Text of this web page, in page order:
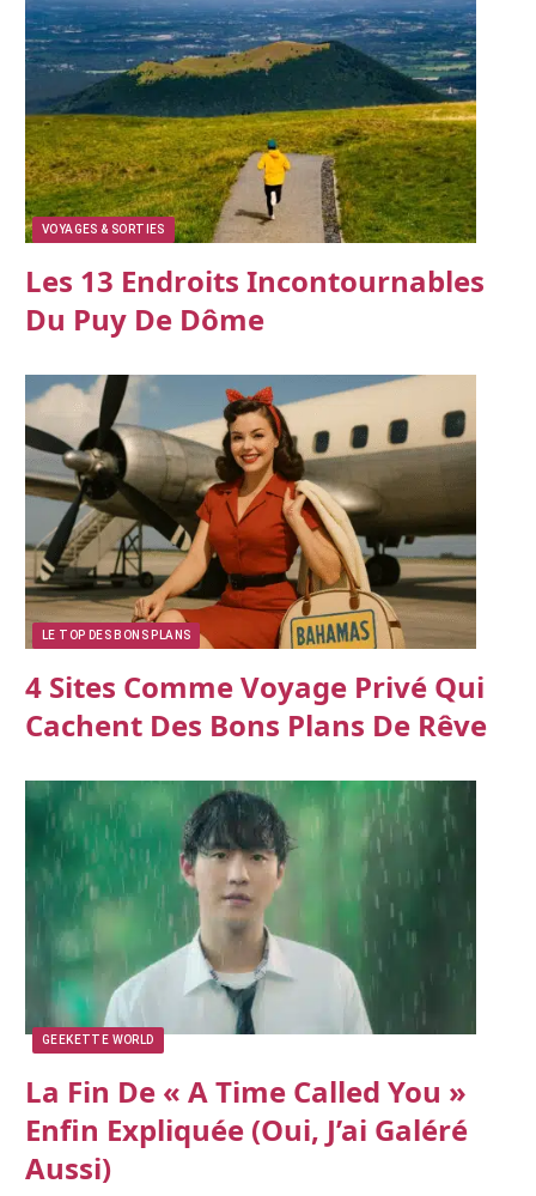
VOYAGES & SORTIES
Les 13 Endroits Incontournables
Du Puy De Dôme
LE TOP DES BONS PLANS
4 Sites Comme Voyage Privé Qui
Cachent Des Bons Plans De Rêve
GEEKETTE WORLD
La Fin De « A Time Called You »
Enfin Expliquée (oui, J’ai Galéré
Aussi)